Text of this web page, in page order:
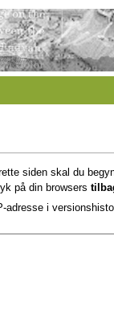
siden skal du
på din browsers
adresse i